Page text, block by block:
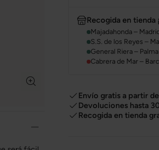
Recogida en tienda
Majadahonda –
S.S. de los Reyes –
General Riera – Palma
Cabrera de Mar –
Envío gratis a partir
Devoluciones hasta
Recogida en tienda